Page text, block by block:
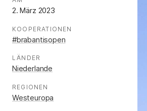
2. März 2023
KOOPERATIONEN
#brabantisopen
LÄNDER
Niederlande
REGIONEN
Westeuropa